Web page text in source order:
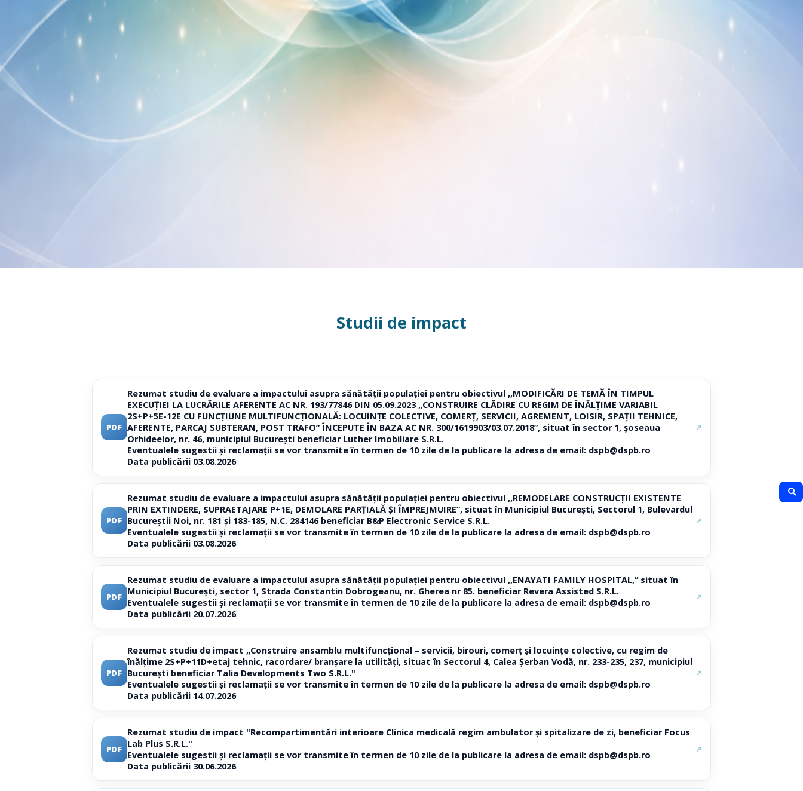
Studii de impact
PDF
Rezumat studiu de evaluare a impactului asupra sănătății populației pentru obiectivul ,,MODIFICĂRI DE TEMĂ ÎN TIMPUL
EXECUȚIEI LA LUCRĂRILE AFERENTE AC NR. 193/77846 DIN 05.09.2023 „CONSTRUIRE CLĂDIRE CU REGIM DE ÎNĂLȚIME VARIABIL
2S+P+5E-12E CU FUNCȚIUNE MULTIFUNCȚIONALĂ: LOCUINȚE COLECTIVE, COMERȚ, SERVICII, AGREMENT, LOISIR, SPAȚII TEHNICE,
AFERENTE, PARCAJ SUBTERAN, POST TRAFO” ÎNCEPUTE ÎN BAZA AC NR. 300/1619903/03.07.2018”, situat în sector 1, șoseaua
Orhideelor, nr. 46, municipiul București beneficiar Luther Imobiliare S.R.L.
Eventualele sugestii și reclamații se vor transmite în termen de 10 zile de la publicare la adresa de email: dspb@dspb.ro
Data publicării 03.08.2026
↗
PDF
Rezumat studiu de evaluare a impactului asupra sănătății populației pentru obiectivul ,,REMODELARE CONSTRUCȚII EXISTENTE
PRIN EXTINDERE, SUPRAETAJARE P+1E, DEMOLARE PARȚIALĂ ȘI ÎMPREJMUIRE”, situat în Municipiul București, Sectorul 1, Bulevardul
Bucureștii Noi, nr. 181 și 183-185, N.C. 284146 beneficiar B&P Electronic Service S.R.L.
Eventualele sugestii și reclamații se vor transmite în termen de 10 zile de la publicare la adresa de email: dspb@dspb.ro
Data publicării 03.08.2026
↗
PDF
Rezumat studiu de evaluare a impactului asupra sănătății populației pentru obiectivul ,,ENAYATI FAMILY HOSPITAL,” situat în
Municipiul București, sector 1, Strada Constantin Dobrogeanu, nr. Gherea nr 85. beneficiar Revera Assisted S.R.L.
Eventualele sugestii și reclamații se vor transmite în termen de 10 zile de la publicare la adresa de email: dspb@dspb.ro
Data publicării 20.07.2026
↗
PDF
Rezumat studiu de impact „Construire ansamblu multifuncțional – servicii, birouri, comerț și locuințe colective, cu regim de
înălțime 2S+P+11D+etaj tehnic, racordare/ branșare la utilități, situat în Sectorul 4, Calea Șerban Vodă, nr. 233-235, 237, municipiul
București beneficiar Talia Developments Two S.R.L."
Eventualele sugestii și reclamații se vor transmite în termen de 10 zile de la publicare la adresa de email: dspb@dspb.ro
Data publicării 14.07.2026
↗
PDF
Rezumat studiu de impact "Recompartimentări interioare Clinica medicală regim ambulator și spitalizare de zi, beneficiar Focus
Lab Plus S.R.L."
Eventualele sugestii și reclamații se vor transmite în termen de 10 zile de la publicare la adresa de email: dspb@dspb.ro
Data publicării 30.06.2026
↗